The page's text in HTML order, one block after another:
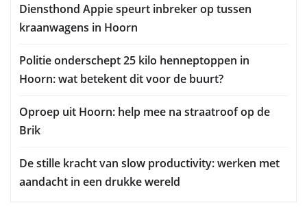
Diensthond Appie speurt inbreker op tussen
kraanwagens in Hoorn
Politie onderschept 25 kilo henneptoppen in
Hoorn: wat betekent dit voor de buurt?
Oproep uit Hoorn: help mee na straatroof op de
Brik
De stille kracht van slow productivity: werken met
aandacht in een drukke wereld